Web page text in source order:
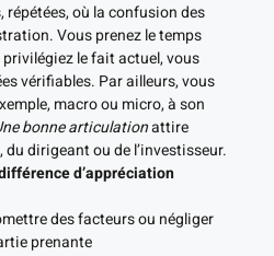
où la confusion des
Vous prenez le temps
le fait actuel, vous
vérifiables. Par ailleurs, vous
macro ou micro, à son
bonne articulationattire
du dirigeant ou de l’investisseur.
d’appréciation
des facteurs ou négliger
prenante